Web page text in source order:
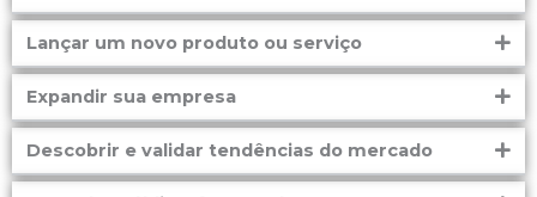
Lançar um novo produto ou serviço
Expandir sua empresa
Descobrir e validar tendências do mercado